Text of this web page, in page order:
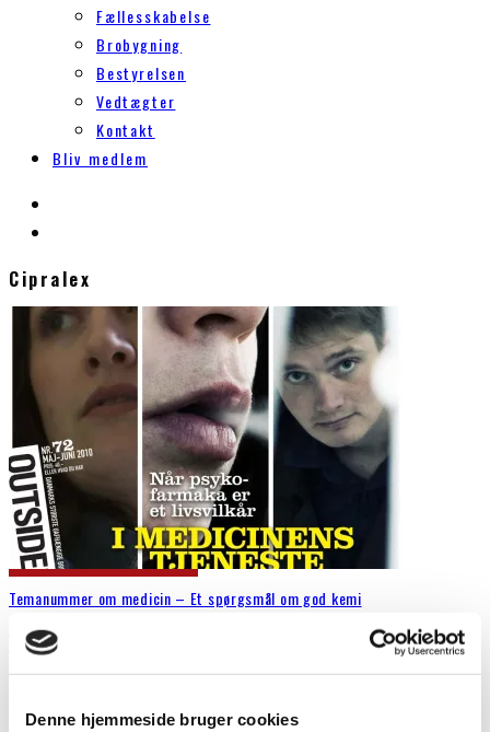
Denne hjemmeside bruger cookies
Fællesskabelse
Brobygning
Bestyrelsen
Vedtægter
Kontakt
Bliv medlem
Cipralex
Temanummer om medicin – Et spørgsmål om god kemi
Outsideren
Seneste artikler
29. april 2010
Der er forskel på medicin. Nogle slags er nærmest kedelige. Ingen